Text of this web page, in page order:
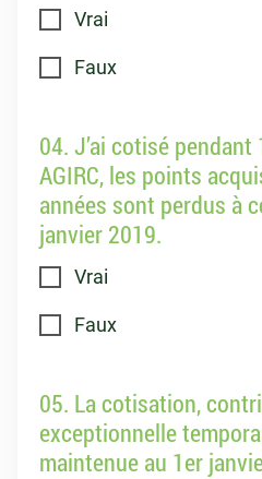
Vrai
Faux
04. J’ai cotisé
AGIRC, les points
années sont perdus à
janvier 2019.
Vrai
Faux
05. La cotisation,
exceptionnelle
maintenue au 1er